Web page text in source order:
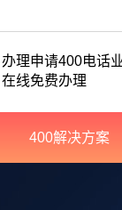
办理申请400电话
在线免费办理
400解决方案